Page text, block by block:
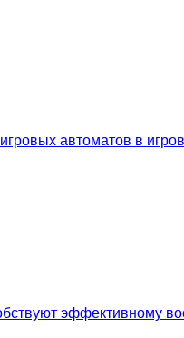
автоматов в
эффективному